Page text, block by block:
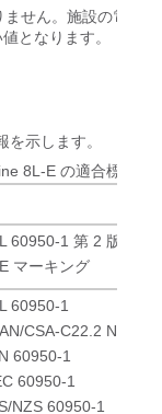
せん。施設の電力
となります。
示します。
8L-E の適合標準規
60950-1 第 2 版
マーキング
60950-1
CSA-C22.2 No.
60950-1
60950-1
NZS 60950-1